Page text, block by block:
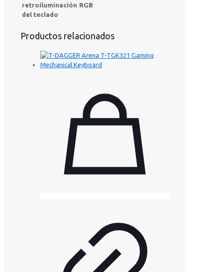
retroiluminación
del teclado
RGB
Productos relacionados